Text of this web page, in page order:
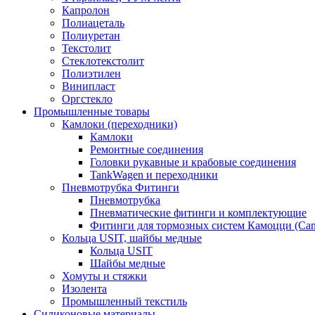
Капролон
Полиацеталь
Полиуретан
Текстолит
Стеклотекстолит
Полиэтилен
Винипласт
Оргстекло
Промышленные товары
Камлоки (переходники)
Камлоки
Ремонтные соединения
Головки рукавные и крабовые соединения
TankWagen и переходники
Пневмотрубка Фитинги
Пневмотрубка
Пневматические фитинги и комплектующие
Фитинги для тормозных систем Камоцци
Кольца USIT, шайбы медные
Кольца USIT
Шайбы медные
Хомуты и стяжки
Изолента
Промышленный текстиль